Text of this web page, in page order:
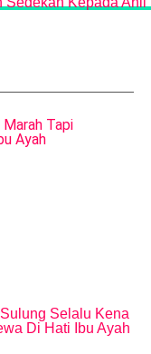
Selalu Kena
Di Hati Ibu Ayah